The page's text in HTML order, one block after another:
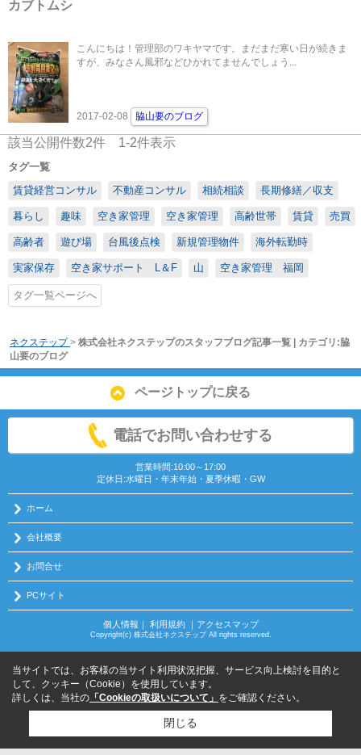
カブトムシ
こんにちは！管理部のワキヤマです。まだまだ寒い日が続きま
すが、みなさん風邪などひかれてませんでしょう...
2017-02-08 脇山要のブログ
該当公開件数2件 1-2件表示
タグ一覧
賃貸経営コンサル
不動産コンサル 相続相談 長期修繕／収支
暮らし 趣味 空き家管理 空き家管理 高齢世帯 賃貸 売買
高齢者 遊び場 台風後点検 新規管理物件 海外転勤時
実家保存 空き家サポート L＆F 山 空き家管理 福岡
タグ一覧ページへ
ネクステップ > 株式会社ネクステップのスタッフブログ記事一覧 | カテゴリ:脇
山要のブログ
ページトップに戻る
電話でお問い合わせする
営業時間:10:00～17:00
定休日:水曜日・年末年始・夏季休暇・GW
ホーム
会社概要
お問合せ
PCサイト
個人情報 ｜ 利用規約｜ アクセスマップ
Copyright(c) 株式会社ネクステップ All rights reserved.
当サイトでは、お客様の当サイト利用状況把握、サービス向上検討を目的と
して、クッキー（Cookie）を使用しています。
詳しくは、当社の 「Cookieの取扱いについて」 をご確認ください。
閉じる